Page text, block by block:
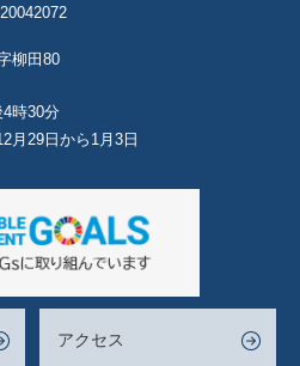
柳田80
時30分
月29日から1月3日
アクセス